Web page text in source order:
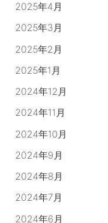
2025年4月
2025年3月
2025年2月
2025年1月
2024年12月
2024年11月
2024年10月
2024年9月
2024年8月
2024年7月
2024年6月